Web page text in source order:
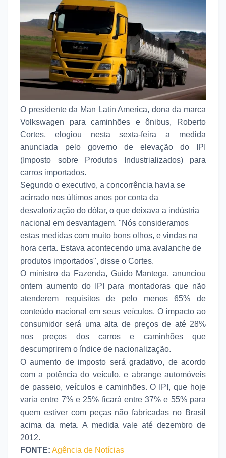
O presidente da Man Latin America, dona da marca
Volkswagen para caminhões e ônibus, Roberto
Cortes, elogiou nesta sexta-feira a medida
anunciada pelo governo de elevação do IPI
(Imposto sobre Produtos Industrializados) para
carros importados.
Segundo o executivo, a concorrência havia se
acirrado nos últimos anos por conta da
desvalorização do dólar, o que deixava a indústria
nacional em desvantagem. "Nós consideramos
estas medidas com muito bons olhos, e vindas na
hora certa. Estava acontecendo uma avalanche de
produtos importados", disse o Cortes.
O ministro da Fazenda, Guido Mantega, anunciou
ontem aumento do IPI para montadoras que não
atenderem requisitos de pelo menos 65% de
conteúdo nacional em seus veículos. O impacto ao
consumidor será uma alta de preços de até 28%
nos preços dos carros e caminhões que
descumprirem o índice de nacionalização.
O aumento de imposto será gradativo, de acordo
com a potência do veículo, e abrange automóveis
de passeio, veículos e caminhões. O IPI, que hoje
varia entre 7% e 25% ficará entre 37% e 55% para
quem estiver com peças não fabricadas no Brasil
acima da meta. A medida vale até dezembro de
2012.
FONTE: Agência de Notícias